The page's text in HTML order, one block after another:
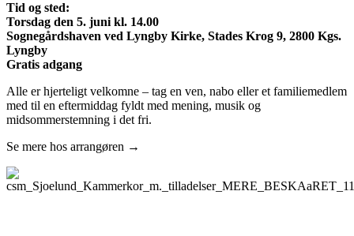
Tid og sted:
Torsdag den 5. juni kl. 14.00
Sognegårdshaven ved Lyngby Kirke, Stades Krog 9, 2800 Kgs.
Lyngby
Gratis adgang
Alle er hjerteligt velkomne – tag en ven, nabo eller et familiemedlem
med til en eftermiddag fyldt med mening, musik og
midsommerstemning i det fri.
Se mere hos arrangøren →